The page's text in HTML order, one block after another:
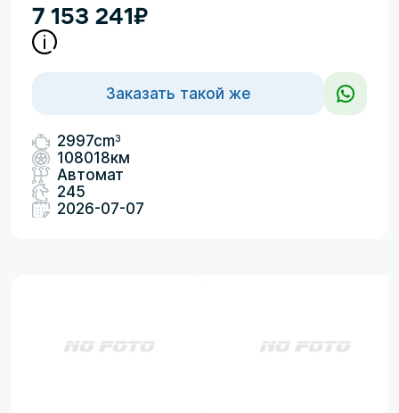
7 153 241₽
Заказать такой же
2997cm3
108018км
Автомат
245
2026-07-07